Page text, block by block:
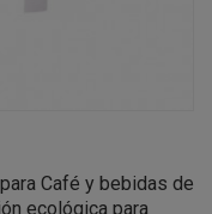
Café y bebidas de
ecológica para